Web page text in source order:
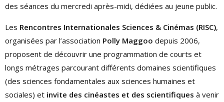
des séances du mercredi après-midi, dédiées au jeune public.
Les Rencontres Internationales Sciences & Cinémas (RISC),
organisées par l’association Polly Maggoo depuis 2006,
proposent de découvrir une programmation de courts et
longs métrages parcourant différents domaines scientifiques
(des sciences fondamentales aux sciences humaines et
sociales) et invite des cinéastes et des scientifiques à venir